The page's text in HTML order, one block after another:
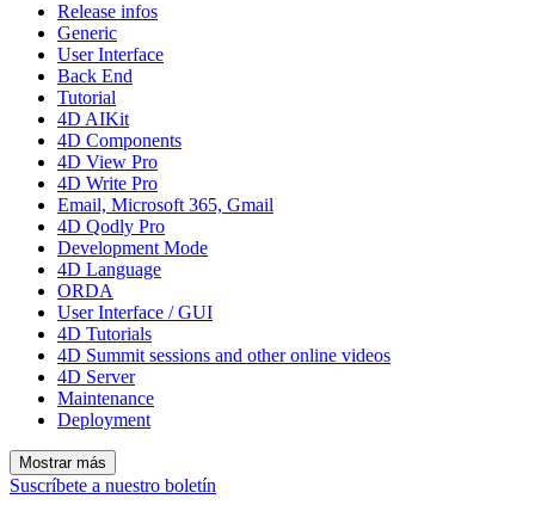
Release infos
Generic
User Interface
Back End
Tutorial
4D AIKit
4D Components
4D View Pro
4D Write Pro
Email, Microsoft 365, Gmail
4D Qodly Pro
Development Mode
4D Language
ORDA
User Interface / GUI
4D Tutorials
4D Summit sessions and other online videos
4D Server
Maintenance
Deployment
Mostrar más
Suscríbete a nuestro boletín